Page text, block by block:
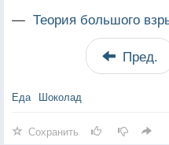
— Теория большого
Пред.
Еда Шоколад
Сохранить